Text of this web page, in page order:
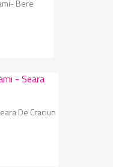
Bere
De Craciun